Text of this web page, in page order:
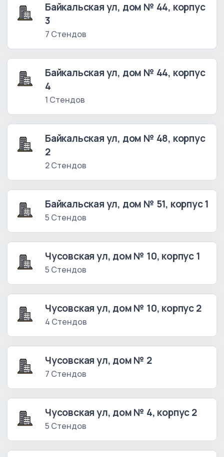
Байкальская ул, дом № 44, корпус
3
7 Стендов
Байкальская ул, дом № 44, корпус
4
1 Стендов
Байкальская ул, дом № 48, корпус
2
2 Стендов
Байкальская ул, дом № 51, корпус 1
5 Стендов
Чусовская ул, дом № 10, корпус 1
5 Стендов
Чусовская ул, дом № 10, корпус 2
4 Стендов
Чусовская ул, дом № 2
7 Стендов
Чусовская ул, дом № 4, корпус 2
5 Стендов